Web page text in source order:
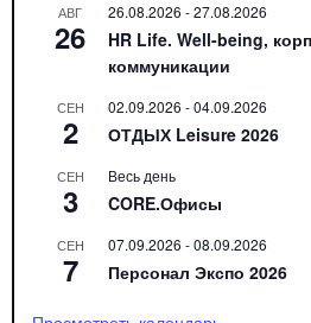
АВГ
26
26.08.2026 -27.08.2026
HR Life. Well-being,
коммуникации
СЕН
2
02.09.2026 -04.09.2026
ОТДЫХ Leisure 2026
СЕН
3
Весь день
CORE.Офисы
СЕН
7
07.09.2026 -08.09.2026
Персонал Экспо 2026